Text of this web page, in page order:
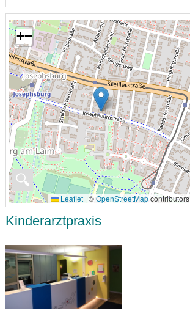
🔍
+−
Leaflet | ©OpenStreetMapcontributors
Kinderarztpraxis